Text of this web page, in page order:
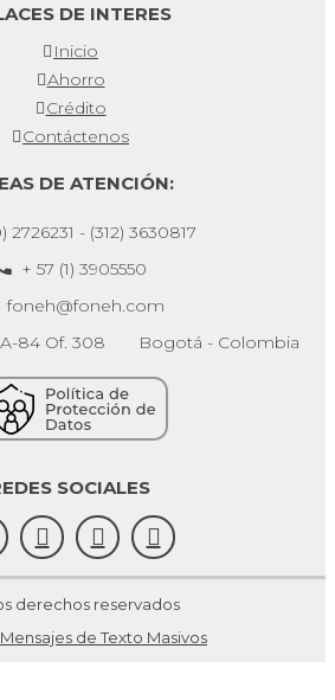
DE INTERES
Inicio
Ahorro
Crédito
Contáctenos
DE ATENCIÓN:
2726231 - (312) 3630817
+ 57 (1) 3905550
foneh@foneh.com
84 Of. 308 Bogotá - Colombia
SOCIALES
derechos reservados
Mensajes de Texto Masivos